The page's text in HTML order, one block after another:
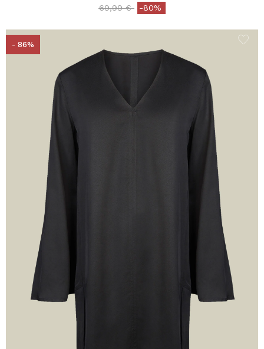
Price reduced from
69,99 €to-80%
- 86%